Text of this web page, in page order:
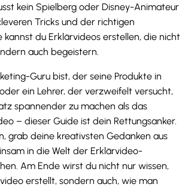
kein Spielberg oder Disney-Animateur
Tricks und der richtigen
kannst du Erklärvideos erstellen, die nicht
auch begeistern.
Guru bist, der seine Produkte in
ein Lehrer, der verzweifelt versucht,
spannender zu machen als das
– dieser Guide ist dein Rettungsanker.
grab deine kreativsten Gedanken aus
in die Welt der Erklärvideo-
Am Ende wirst du nicht nur wissen,
erstellt, sondern auch, wie man